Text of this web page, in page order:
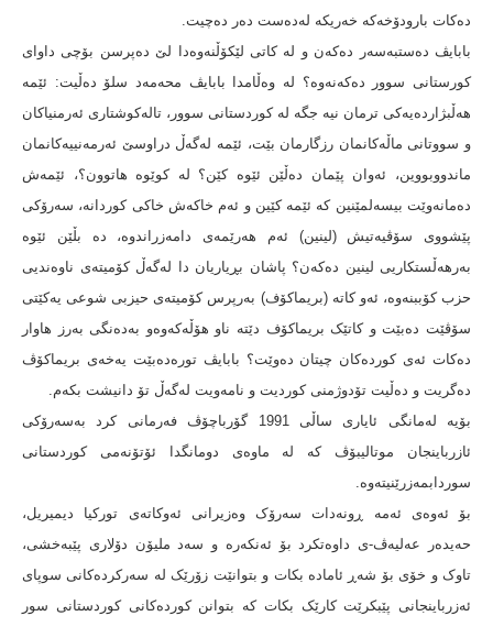
دەکات بارودۆخەکە خەریکە لەدەست دەر دەچیت.
بابایڤ دەستبەسەر دەکەن و لە کاتی لێکۆڵنەوەدا لێ دەپرسن بۆچی داوای
کورستانی سوور دەکەنەوە؟ لە وەڵامدا بابایڤ محەمەد سلۆ دەڵیت: ئێمە
هەڵبژاردەیەکی ترمان نیە جگە لە کوردستانی سوور، تالەکوشتاری ئەرمنیاکان
و سووتانی ماڵەکانمان رزگارمان بێت، ئێمە لەگەڵ دراوسێ ئەرمەنییەکانمان
ماندووبووین، ئەوان پێمان دەڵێن ئێوە کێن؟ لە کوێوە هاتوون؟، ئێمەش
دەمانەوێت بیسەلمێنین کە ئێمە کێین و ئەم خاکەش خاکی کوردانە، سەرۆکی
پێشووی سۆڤیەتیش (لینین) ئەم هەرێمەی دامەزراندوە، دە بڵێن ئێوە
بەرهەڵستکاریی لینین دەکەن؟ پاشان بڕیاریان دا لەگەڵ کۆمیتەی ناوەندیی
حزب کۆببنەوە، ئەو کاتە (بریماکۆف) بەرپرس کۆمیتەی حیزبی شوعی یەکێتی
سۆڤێت دەبێت و کاتێک بریماکۆف دێتە ناو هۆڵەکەوەو بەدەنگی بەرز هاوار
دەکات ئەی کوردەکان چیتان دەوێت؟ بابایڤ تورەدەبێت یەخەی بریماکۆڤ
دەگریت و دەڵیت تۆدوژمنی کوردیت و نامەویت لەگەڵ تۆ دانیشت بکەم.
بۆیە لەمانگی ئایاری ساڵی 1991 گۆرباچۆڤ فەرمانی کرد بەسەرۆکی
ئازرباینجان موتالیبۆڤ کە لە ماوەی دومانگدا ئۆتۆنەمی کوردستانی
سوردابمەزرێنیتەوه.
بۆ ئەوەی ئەمە ڕونەدات سەرۆک وەزیرانی ئەوکاتەی تورکیا دیمیریل،
حەیدەر عەلیەڤ-ی داوەتکرد بۆ ئەنکەرە و سەد ملیۆن دۆلاری پێبەخشی،
تاوک و خۆی بۆ شەڕ ئامادە بکات و بتوانێت زۆرێک لە سەرکردەکانی سوپای
ئەزرباینجانی پێبکرێت کارێک بکات کە بتوانن کوردەکانی کوردستانی سور